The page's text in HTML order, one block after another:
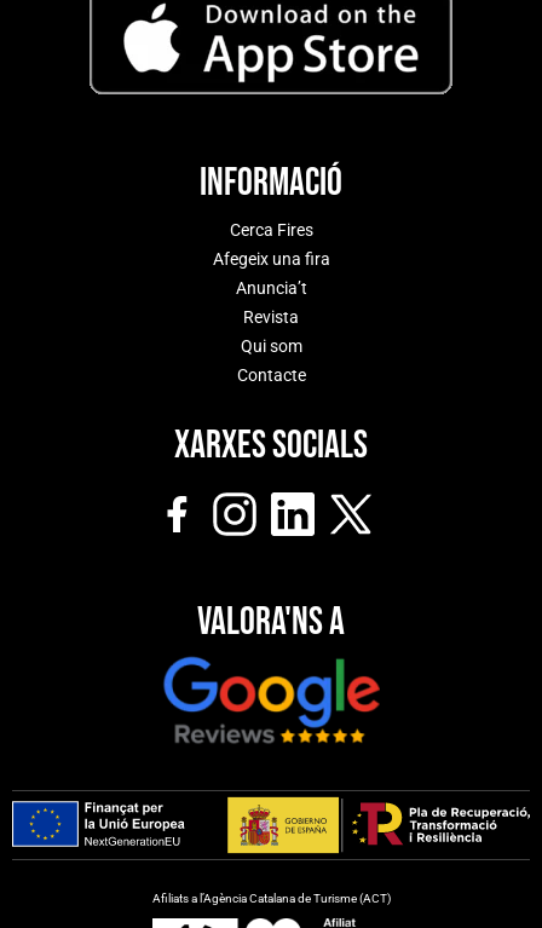
Informació
Cerca Fires
Afegeix una fira
Anuncia’t
Revista
Qui som
Contacte
Xarxes socials
Valora'ns a
Afiliats a l’Agència Catalana de Turisme (ACT)